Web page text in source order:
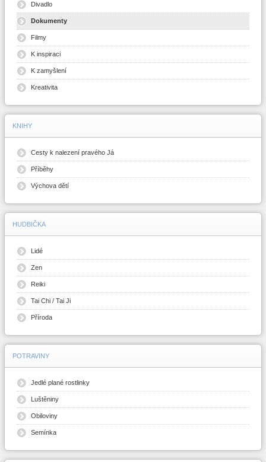
Divadlo
Dokumenty
Filmy
K inspiraci
K zamyšlení
Kreativita
KNIHY
Cesty k nalezení pravého Já
Příběhy
Výchova dětí
HUDBIČKA
Lidé
Zen
Reiki
Tai Chi / Tai Ji
Příroda
POTRAVINY
Jedlé plané rostlinky
Luštěniny
Obiloviny
Semínka